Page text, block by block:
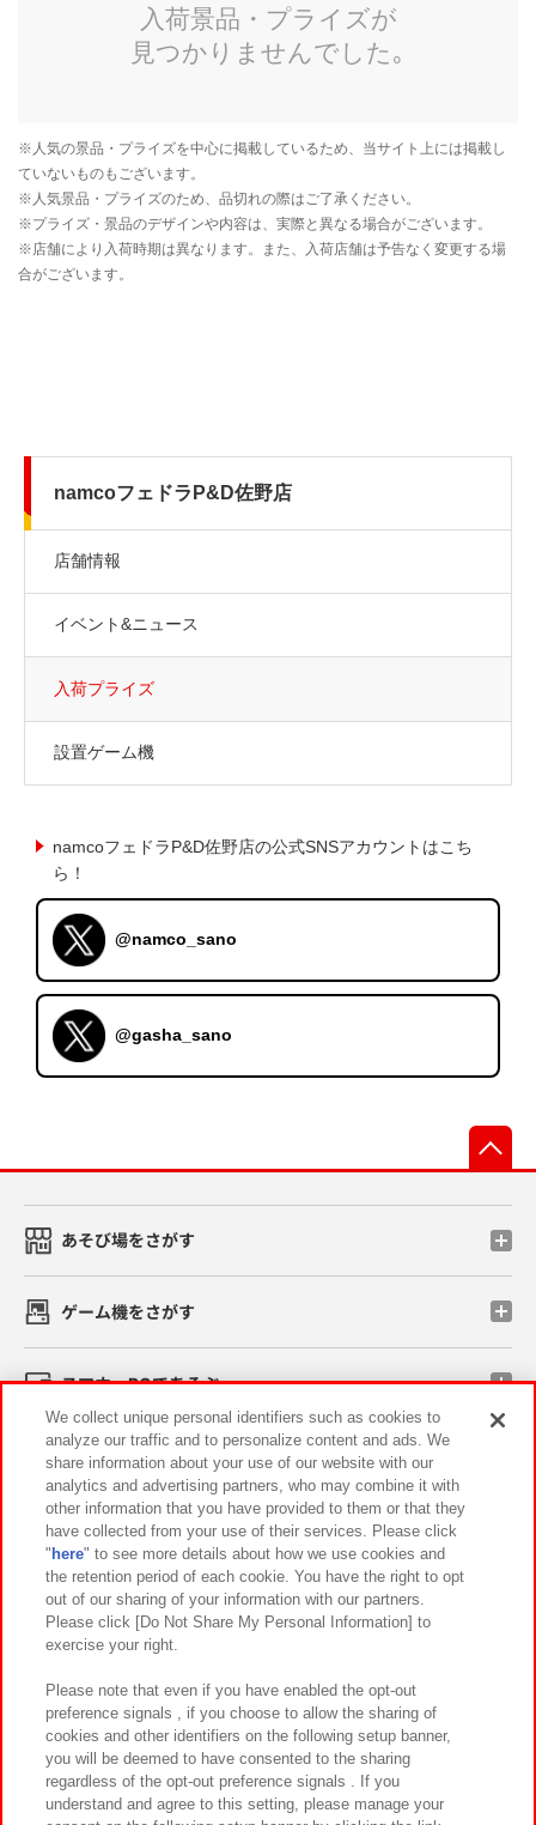
namcoフェドラP&D佐野店
店舗情報
イベント&ニュース
入荷プライズ
設置ゲーム機
namcoフェドラP&D佐野店の公式SNSアカウントはこち
ら！
@namco_sano
@gasha_sano
あそび場をさがす
ゲーム機をさがす
スマホ・PCであそぶ
イベント・キャンペーン
関連会社 サステナビリティ サイトポリシー
プライバシーポリシー ウェブアクセシビリティ方針と検証結果
お取引先さまとともに
カスタマーハラスメント対応方針 よくあるご質問・お問い合わせ
We collect unique personal identifiers such as cookies to
analyze our traffic and to personalize content and ads. We
share information about your use of our website with our
analytics and advertising partners, who may combine it with
other information that you have provided to them or that they
have collected from your use of their services. Please click
" here" to see more details about how we use cookies and
the retention period of each cookie. You have the right to opt
out of our sharing of your information with our partners.
Please click [Do Not Share My Personal Information] to
exercise your right.
Please note that even if you have enabled the opt-out
preference signals , if you choose to allow the sharing of
cookies and other identifiers on the following setup banner,
you will be deemed to have consented to the sharing
regardless of the opt-out preference signals . If you
understand and agree to this setting, please manage your